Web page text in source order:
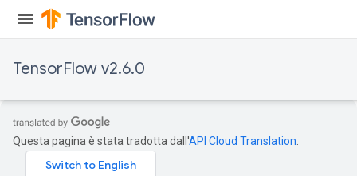
TensorFlow v2.6.0
Questa pagina è stata tradotta dall'API Cloud Translation